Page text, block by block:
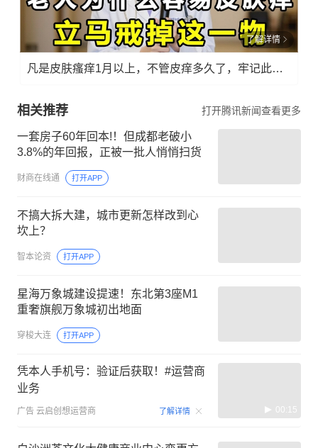
了解详情
凡是皮肤瘙痒1月以上，不管皮痒多久了，牢记此法，快！准！狠！
相关推荐 打开腾讯新闻查看更多
一套房子60年回本!！但成都老破小
3.8%的年回报，正被一批人悄悄扫货
财商在线通 打开APP
不搞大拆大建，城市更新怎样改到心
坎上？
智本论资 打开APP
星海万象城建设提速！东北第3座M1
重奢旗舰万象城初出地面
穿梭大连 打开APP
凭本人手机号：验证后获取！#运营商
业务
广告 云启创想运营商 了解详情 00:15